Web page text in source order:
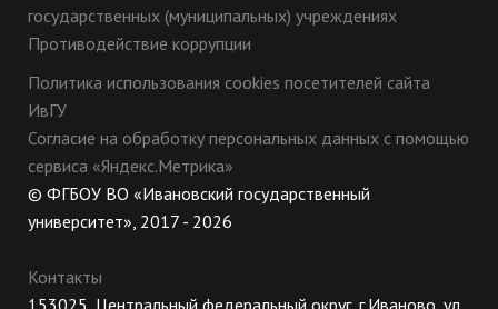
государственных (муниципальных) учреждениях
Противодействие коррупции
Политика использования cookies посетителей сайта
ИвГУ
Согласие на обработку персональных данных с помощью
сервиса «Яндекс.Метрика»
© ФГБОУ ВО «Ивановский государственный
университет», 2017 - 2026
Контакты